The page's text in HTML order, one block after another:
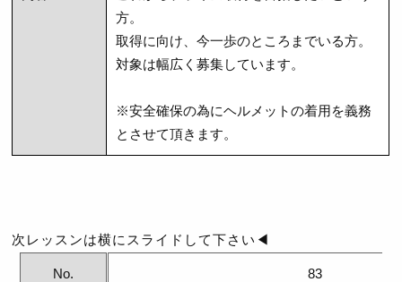
方。
取得に向け、今一歩のところまでいる方。
対象は幅広く募集しています。
※安全確保の為にヘルメットの着用を義務
とさせて頂きます。
次レッスンは横にスライドして下さい◀
No. 83